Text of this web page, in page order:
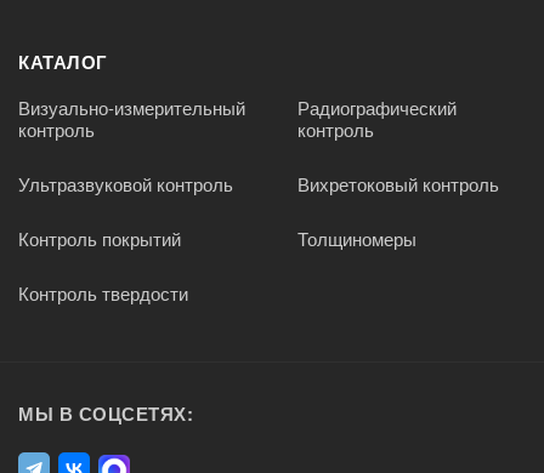
КАТАЛОГ
Визуально-измерительный
контроль
Радиографический
контроль
Ультразвуковой контроль Вихретоковый контроль
Контроль покрытий Толщиномеры
Контроль твердости
МЫ В СОЦСЕТЯХ: